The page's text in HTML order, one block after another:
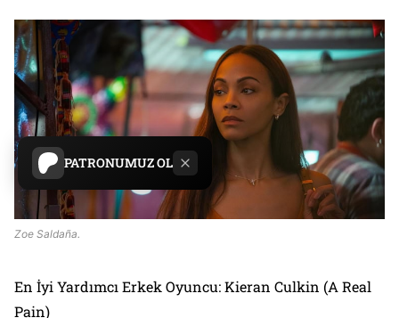
PATRONUMUZ OL
Zoe Saldaña.
En İyi Yardımcı Erkek Oyuncu: Kieran Culkin (A Real
Pain)